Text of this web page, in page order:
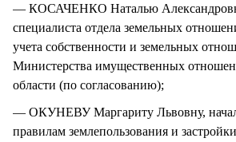
— КОСАЧЕНКО Наталью
специалиста отдела земельных
учета собственности и земельных
Министерства имущественных
области (по согласованию);
— ОКУНЕВУ Маргариту Львовну,
правилам землепользования и